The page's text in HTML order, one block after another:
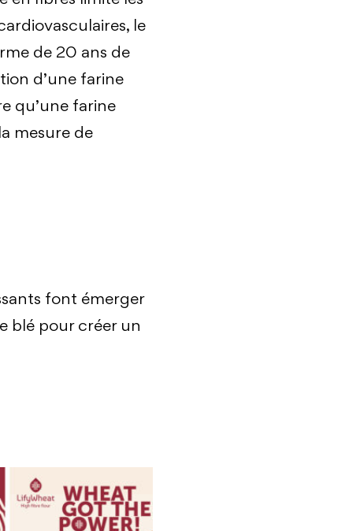
le
de 20 ans de
d’une farine
qu’une farine
mesure de
font émerger
blé pour créer un